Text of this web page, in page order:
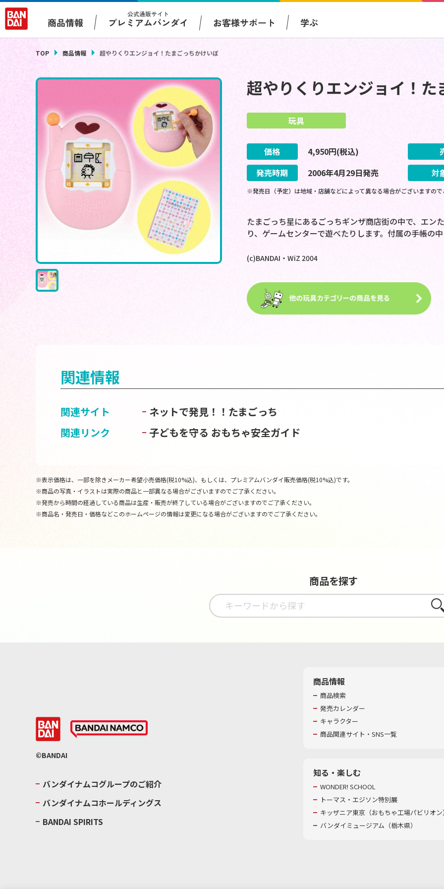
商品情報
公式通販サイト
プレミアムバンダイ お客様サポート 学ぶ
TOP 商品情報 超やりくりエンジョイ！たまごっちかけいぼ
超やりくりエンジョイ！
玩具
価格 4,950円(税込)
発売時期
2006年4月29日発売 対
※発売日（予定）は地域・店舗などによって異なる場合がございますの
たまごっち星にあるごっちギンザ商店街の中で、エン
り、ゲームセンターで遊べたりします。付属の手帳の
(c)BANDAI・WiZ 2004
関連情報
関連サイト
ネットで発見！！たまごっち
関連リンク
子どもを守る おもちゃ安全ガイド
※表示価格は、一部を除きメーカー希望小売価格(税10%込)、もしくは、プレミアムバンダイ販売価格(税10%込)です。
※商品の写真・イラストは実際の商品と一部異なる場合がございますのでご了承ください。
※発売から時間の経過している商品は生産・販売が終了している場合がございますのでご了承ください。
※商品名・発売日・価格などこのホームページの情報は変更になる場合がございますのでご了承ください。
商品を探す
さが
©BANDAI
バンダイナムコグループのご紹介
バンダイナムコホールディングス
BANDAI SPIRITS
商品情報
商品検索
発売カレンダー
キャラクター
商品関連サイト・SNS一覧
知る・楽しむ
WONDER! SCHOOL
トーマス・エジソン特別展
キッザニア東京（おもちゃ工場パビリオ
バンダイミュージアム（栃木県）